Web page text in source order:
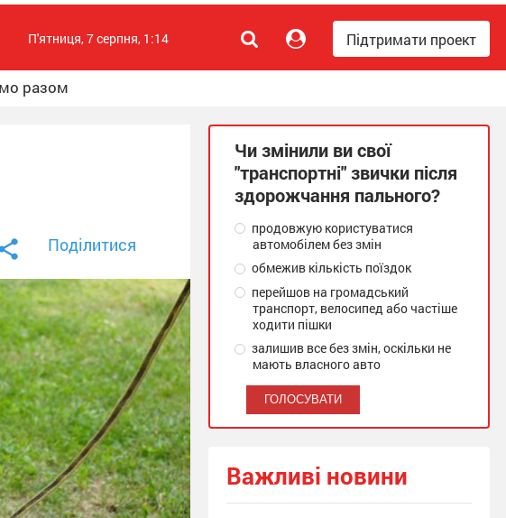
Підтримати проект
П'ятниця, 7 серпня, 1:14
разом
Поділитися
Чи змінили ви свої
"транспортні" звички після
здорожчання пального?
продовжую користуватися
автомобілем без змін
обмежив кількість поїздок
перейшов на громадський
транспорт, велосипед або частіше
ходити пішки
залишив все без змін, оскільки не
мають власного авто
Важливі новини